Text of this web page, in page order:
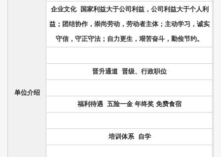
单位介绍
企业文化 国家利益大于公司利益，公司利益大于个人利
益；团结协作，崇尚劳动，劳动者主体；主动学习，诚实
守信，守正守法；自力更生，艰苦奋斗，勤俭节约。
晋升通道 晋级、行政职位
福利待遇 五险一金 年终奖 免费食宿
培训体系 自学